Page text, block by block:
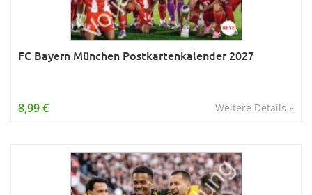
FC Bayern München Postkartenkalender 2027
Weitere Details »
8,99 €